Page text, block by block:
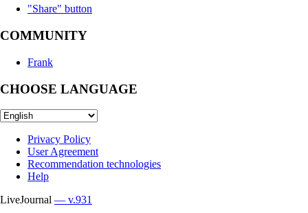
"Share" button
COMMUNITY
Frank
CHOOSE LANGUAGE
Privacy Policy
User Agreement
Recommendation technologies
Help
LiveJournal — v.931